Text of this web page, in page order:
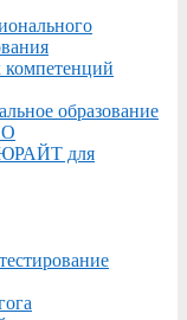
образование
ЮРАЙТ для